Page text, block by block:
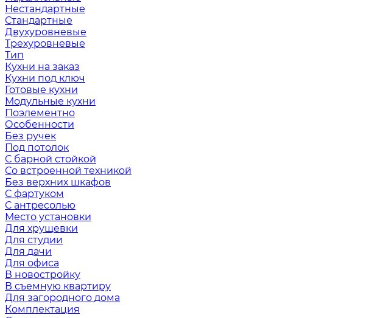
Нестандартные
Стандартные
Двухуровневые
Трехуровневые
Тип
Кухни на заказ
Кухни под ключ
Готовые кухни
Модульные кухни
Поэлементно
Особенности
Без ручек
Под потолок
С барной стойкой
Со встроенной техникой
Без верхних шкафов
С фартуком
С антресолью
Место установки
Для хрущевки
Для студии
Для дачи
Для офиса
В новостройку
В съемную квартиру
Для загородного дома
Комплектация